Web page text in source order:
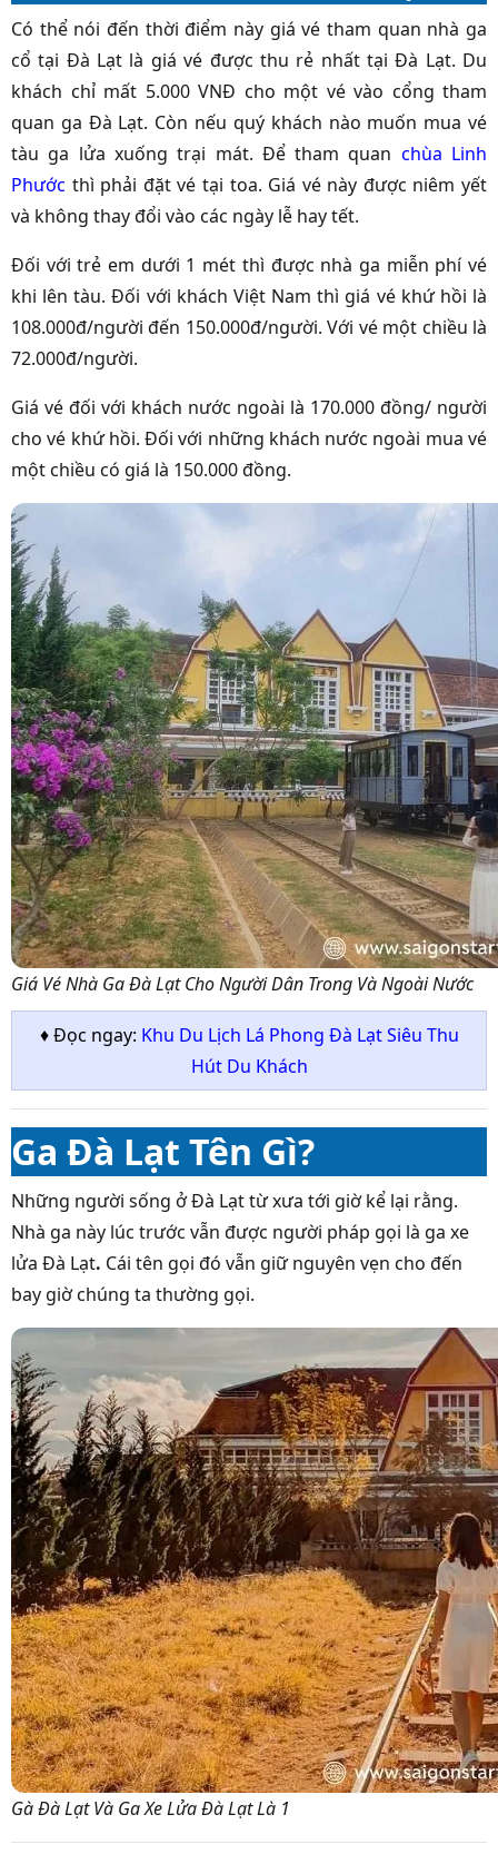
Có thể nói đến thời điểm này giá vé tham quan nhà ga
cổ tại Đà Lạt là giá vé được thu rẻ nhất tại Đà Lạt. Du
khách chỉ mất 5.000 VNĐ cho một vé vào cổng tham
quan ga Đà Lạt. Còn nếu quý khách nào muốn mua vé
tàu ga lửa xuống trại mát. Để tham quan chùa Linh
Phước thì phải đặt vé tại toa. Giá vé này được niêm yết
và không thay đổi vào các ngày lễ hay tết.
Đối với trẻ em dưới 1 mét thì được nhà ga miễn phí vé
khi lên tàu. Đối với khách Việt Nam thì giá vé khứ hồi là
108.000đ/người đến 150.000đ/người. Với vé một chiều là
72.000đ/người.
Giá vé đối với khách nước ngoài là 170.000 đồng/ người
cho vé khứ hồi. Đối với những khách nước ngoài mua vé
một chiều có giá là 150.000 đồng.
Giá Vé Nhà Ga Đà Lạt Cho Người Dân Trong Và Ngoài Nước
♦ Đọc ngay: Khu Du Lịch Lá Phong Đà Lạt Siêu Thu
Hút Du Khách
Ga Đà Lạt Tên Gì?
Những người sống ở Đà Lạt từ xưa tới giờ kể lại rằng.
Nhà ga này lúc trước vẫn được người pháp gọi là ga xe
lửa Đà Lạt. Cái tên gọi đó vẫn giữ nguyên vẹn cho đến
bay giờ chúng ta thường gọi.
Gà Đà Lạt Và Ga Xe Lửa Đà Lạt Là 1